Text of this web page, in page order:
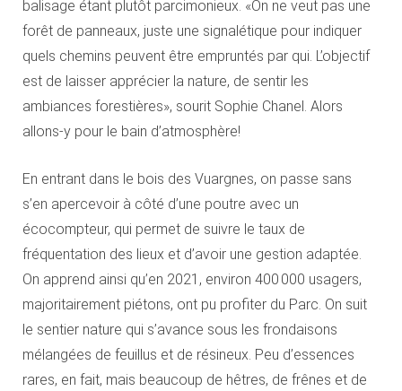
balisage étant plutôt parcimonieux. «On ne veut pas une
forêt de panneaux, juste une signalétique pour indiquer
quels chemins peuvent être empruntés par qui. L’objectif
est de laisser apprécier la nature, de sentir les
ambiances forestières», sourit Sophie Chanel. Alors
allons-y pour le bain d’atmosphère!
En entrant dans le bois des Vuargnes, on passe sans
s’en apercevoir à côté d’une poutre avec un
écocompteur, qui permet de suivre le taux de
fréquentation des lieux et d’avoir une gestion adaptée.
On apprend ainsi qu’en 2021, environ 400 000 usagers,
majoritairement piétons, ont pu profiter du Parc. On suit
le sentier nature qui s’avance sous les frondaisons
mélangées de feuillus et de résineux. Peu d’essences
rares, en fait, mais beaucoup de hêtres, de frênes et de